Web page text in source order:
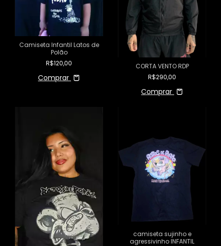
Camiseta Infantil Latos de
Polão
R$120,00
Comprar
CORTA VENTO RDP
R$290,00
Comprar
camiseta sujinho e
agressivinho INFANTIL